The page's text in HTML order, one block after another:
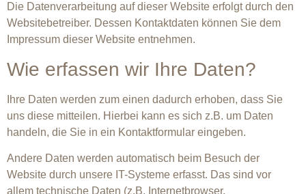
Die Datenverarbeitung auf dieser Website erfolgt durch den
Websitebetreiber. Dessen Kontaktdaten können Sie dem
Impressum dieser Website entnehmen.
Wie erfassen wir Ihre Daten?
Ihre Daten werden zum einen dadurch erhoben, dass Sie
uns diese mitteilen. Hierbei kann es sich z.B. um Daten
handeln, die Sie in ein Kontaktformular eingeben.
Andere Daten werden automatisch beim Besuch der
Website durch unsere IT-Systeme erfasst. Das sind vor
allem technische Daten (z.B. Internetbrowser,